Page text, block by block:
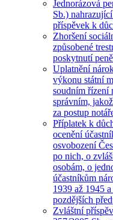
Jednorázová
Sb.)
příspěvek k
Zhoršení
způsobené
poskytnutí
Uplatnění
výkonu státní
soudním řízení
správním,
za postup
Příplatek k
ocenění
osvobození
po nich, o
osobám, o
účastníkům
1939 až 1945
pozdějších
Zvláštní